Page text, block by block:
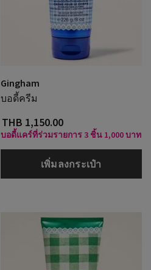
Gingham
บอดี้ครีม
THB 1,150.00
บอดี้แคร์ที่ร่วมรายการ 3 ชิ้น 1,000 บาท
เพิ่มลงกระเป๋า